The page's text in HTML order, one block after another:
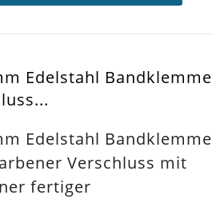
Edelstahl Bandklemme
Edelstahl Bandklemme
Verschluss mit
fertiger